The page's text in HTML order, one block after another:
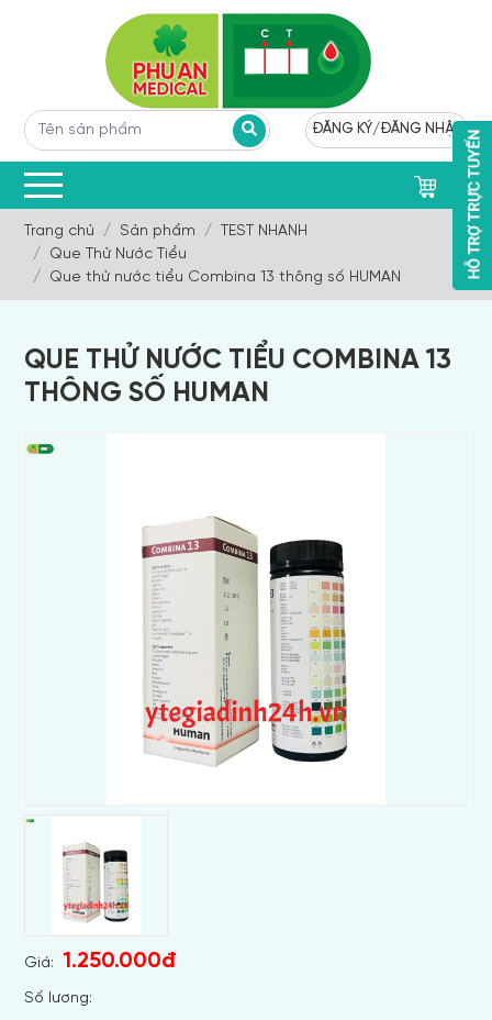
ĐĂNG KÝ/ĐĂNG NHẬP
Trang chủ Sản phẩm
TEST NHANH
Que Thử Nước Tiểu
Que thử nước tiểu Combina 13 thông số HUMAN
QUE THỬ NƯỚC TIỂU COMBINA 13
THÔNG SỐ HUMAN
Giá: 1.250.000đ
Số lương: